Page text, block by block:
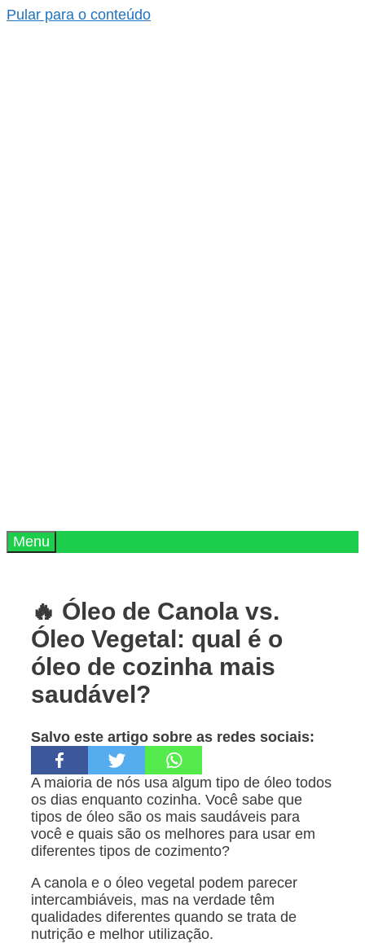
Pular para o conteúdo
Menu
🔥 Óleo de Canola vs.
Óleo Vegetal: qual é o
óleo de cozinha mais
saudável?
Salvo este artigo sobre as redes sociais:
A maioria de nós usa algum tipo de óleo todos
os dias enquanto cozinha. Você sabe que
tipos de óleo são os mais saudáveis para
você e quais são os melhores para usar em
diferentes tipos de cozimento?
A canola e o óleo vegetal podem parecer
intercambiáveis, mas na verdade têm
qualidades diferentes quando se trata de
nutrição e melhor utilização.